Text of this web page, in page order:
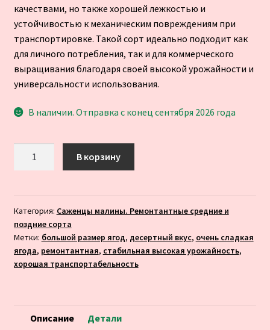
качествами, но также хорошей лежкостью и
устойчивостью к механическим повреждениям при
транспортировке. Такой сорт идеально подходит как
для личного потребления, так и для коммерческого
выращивания благодаря своей высокой урожайности и
универсальности использования.
В наличии. Отправка с конец сентября 2026 года
(Driscoll’s
Maravilla)
(ЗКС)
В корзину
Категория: Саженцы малины. Pемонтантные средние и
поздние сорта
Метки: большой размер ягод, десертный вкус, очень сладкая
ягода, ремонтантная, стабильная высокая урожайность,
хорошая транспортабельность
Описание Детали